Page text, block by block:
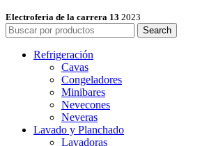
Electroferia de la carrera 13 2023
Search
Refrigeración
Cavas
Congeladores
Minibares
Nevecones
Neveras
Lavado y Planchado
Lavadoras